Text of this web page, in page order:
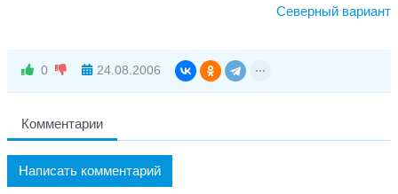
Северный вариант
0 24.08.2006
Комментарии
Написать комментарий